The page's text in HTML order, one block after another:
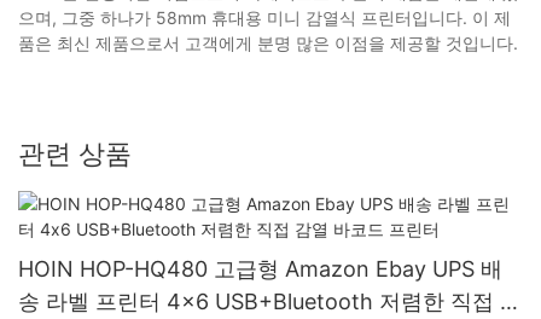
으며, 그중 하나가 58mm 휴대용 미니 감열식 프린터입니다. 이 제
품은 최신 제품으로서 고객에게 분명 많은 이점을 제공할 것입니다.
관련 상품
HOIN HOP-HQ480 고급형 Amazon Ebay UPS 배
송 라벨 프린터 4x6 USB+Bluetooth 저렴한 직접 감